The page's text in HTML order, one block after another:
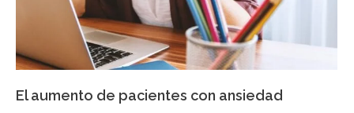
El aumento de pacientes con ansiedad